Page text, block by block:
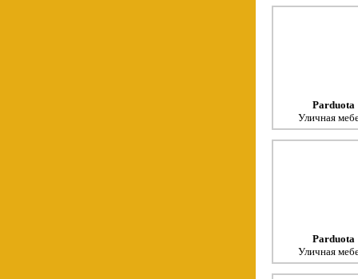
Parduota
Уличная
Parduota
Уличная